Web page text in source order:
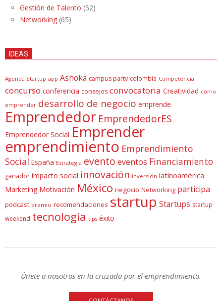
Gestión de Talento (52)
Networking (65)
IDEAS
Agenda Startup app Ashoka campus party colombia Competencia
concurso conferencia consejos convocatoria Creatividad cómo
emprender desarrollo de negocio emprende
Emprendedor EmprendedorES
Emprendedor Social Emprender
emprendimiento Emprendimiento
Social España Estrategia evento eventos Financiamiento
ganador impacto social innovación inversión latinoamérica
Marketing Motivación México negocio Networking participa
podcast premio recomendaciones startup Startups startup
weekend tecnología tips éxito
Únete a nosotros en la cruzada por el emprendimiento.